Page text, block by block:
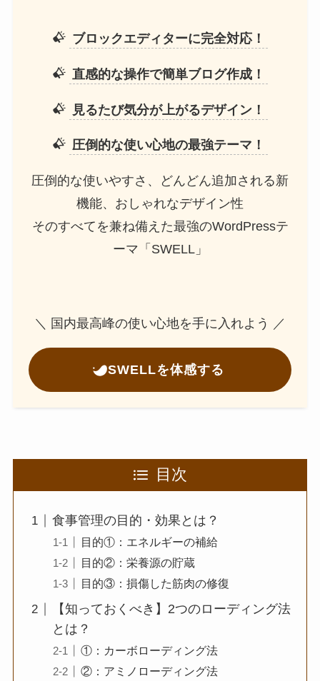
ブロックエディターに完全対応！
直感的な操作で簡単ブログ作成！
見るたび気分が上がるデザイン！
圧倒的な使い心地の最強テーマ！
圧倒的な使いやすさ、どんどん追加される新
機能、おしゃれなデザイン性
そのすべてを兼ね備えた最強のWordPressテ
ーマ「SWELL」
＼ 国内最高峰の使い心地を手に入れよう ／
SWELLを体感する
目次
食事管理の目的・効果とは？
目的①：エネルギーの補給
目的②：栄養源の貯蔵
目的③：損傷した筋肉の修復
【知っておくべき】2つのローディング法
とは？
①：カーボローディング法
②：アミノローディング法